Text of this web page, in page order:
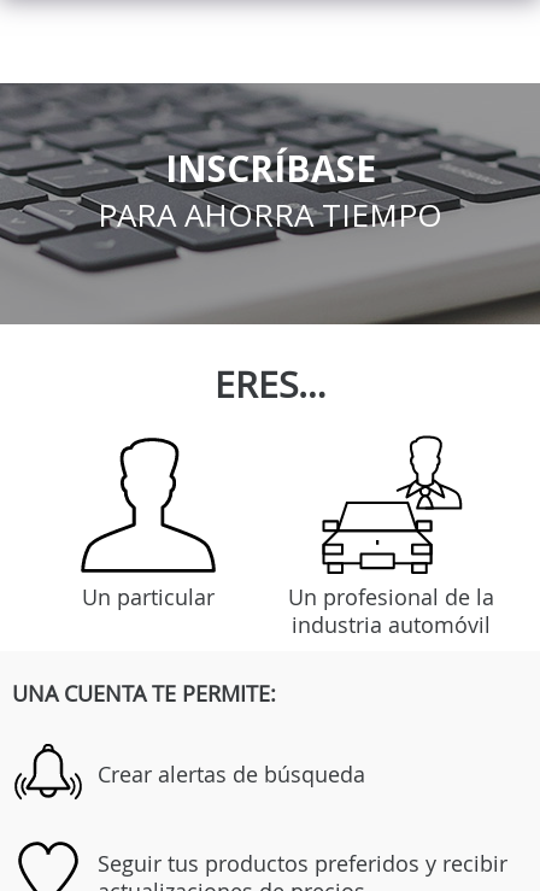
INSCRÍBASE
PARA AHORRA TIEMPO
ERES…
Un particular
Un profesional de la
industria automóvil
UNA CUENTA TE PERMITE:
Crear alertas de búsqueda
Seguir tus productos preferidos y recibir